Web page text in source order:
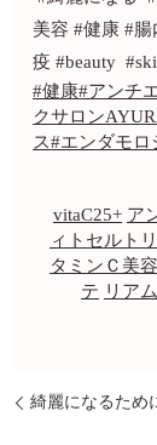
美容 #健康 #
疫 #beauty
#健康#アンチ
クサロン
ス#エンダモロ
vitaC25+ ア
ィトセルト
タミンＣ美
テ リア
綺麗になるため